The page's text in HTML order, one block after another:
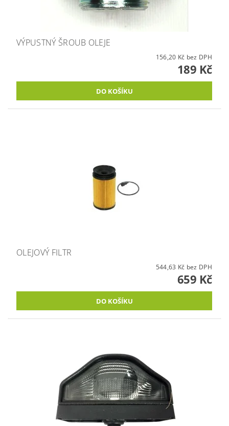
VÝPUSTNÝ ŠROUB OLEJE
156,20 Kč bez DPH
189 Kč
OLEJOVÝ FILTR
544,63 Kč bez DPH
659 Kč